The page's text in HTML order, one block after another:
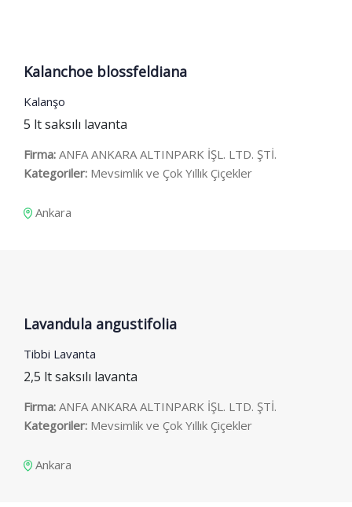
Kalanchoe blossfeldiana
Kalanşo
5 lt saksılı lavanta
Firma: ANFA ANKARA ALTINPARK İŞL. LTD. ŞTİ.
Kategoriler: Mevsimlik ve Çok Yıllık Çiçekler
Ankara
Lavandula angustifolia
Tibbi Lavanta
2,5 lt saksılı lavanta
Firma: ANFA ANKARA ALTINPARK İŞL. LTD. ŞTİ.
Kategoriler: Mevsimlik ve Çok Yıllık Çiçekler
Ankara